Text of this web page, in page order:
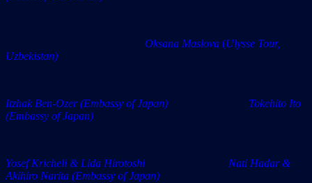
Oksana Maslova (Ulysse Tour,
Uzbekistan)
Itzhak Ben-Ozer (Embassy of Japan) Tokehito Ito
(Embassy of Japan)
Yosef Kricheli & Lida Hirotoshi Nati Hadar &
Akihiro Narita (Embassy of Japan)